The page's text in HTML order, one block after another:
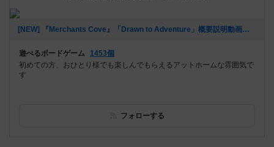
[NEW] 『Merchants Cove』「Drawn to Adventure」概要説明動画アップしました。（2021年06月09日 16時06分）
遊べるボードゲーム
1453個
初めての方、おひとり様でも楽しんでもらえるアットホームな雰囲気で
す
フォローする